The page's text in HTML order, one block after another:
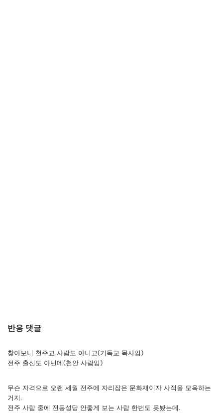
반응 댓글
찾아보니 천주교 사람도 아니고(기독교 목사임)
전주 출신도 아닌데(천안 사람임)
무슨 자격으로 오랜 세월 전주에 자리잡은 문화재이자 사적을 모욕하는
거지.
전주 사람 중에 전동성당 안좋게 보는 사람 한번도 못봤는데.